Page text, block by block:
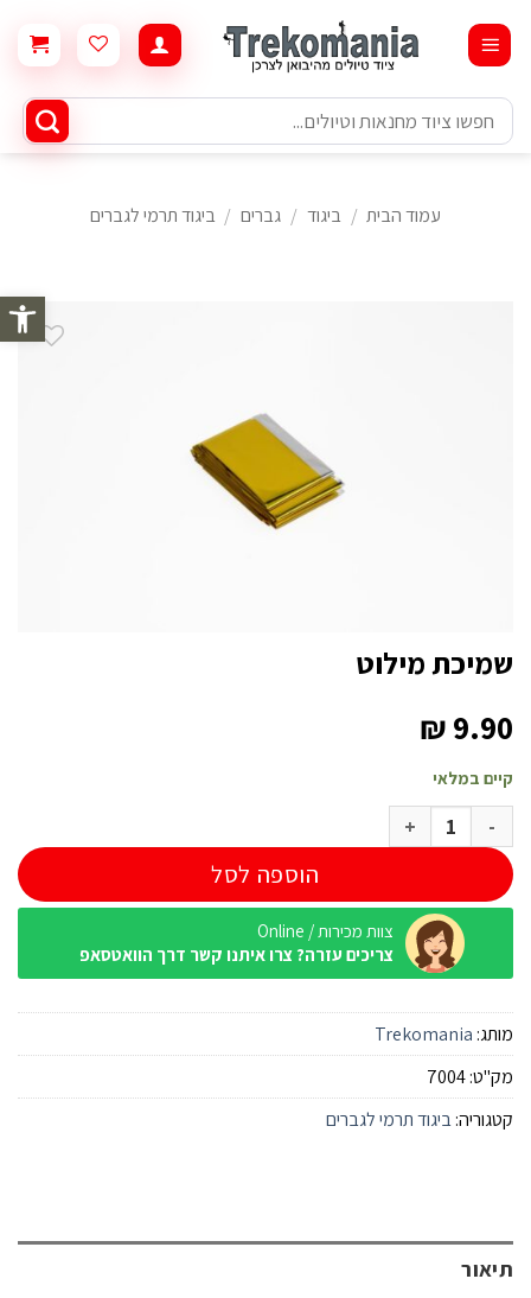
פתח
content
חיפוש
עבור:
עמוד הבית / ביגוד / גברים / ביגוד תרמי לגברים
שמיכת מילוט
₪9.90
קיים במלאי
כמות של שמיכת מילוט
הוספה לסל
צוות מכירות / Online
צריכים עזרה? צרו איתנו קשר דרך הוואטסאפ
מותג: Trekomania
מק"ט:7004
קטגוריה:ביגוד תרמי לגברים
תיאור